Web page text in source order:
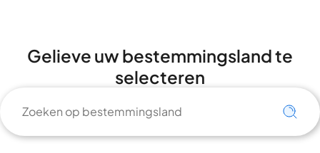
Gelieve uw bestemmingsland te
selecteren